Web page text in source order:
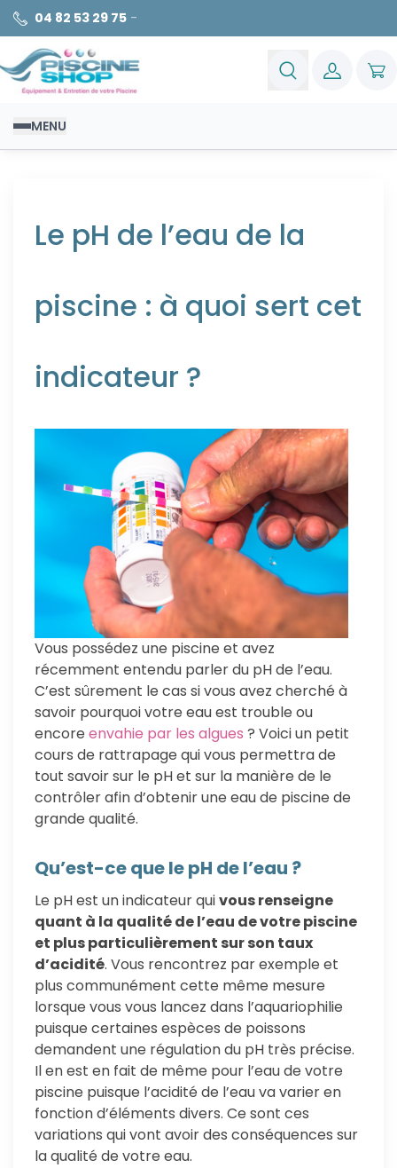
04 82 53 29 75 -
MENU
Le pH de l’eau de la
piscine : à quoi sert cet
indicateur ?
Vous possédez une piscine et avez
récemment entendu parler du pH de l’eau.
C’est sûrement le cas si vous avez cherché à
savoir pourquoi votre eau est trouble ou
encore envahie par les algues ? Voici un petit
cours de rattrapage qui vous permettra de
tout savoir sur le pH et sur la manière de le
contrôler afin d’obtenir une eau de piscine de
grande qualité.
Qu’est-ce que le pH de l’eau ?
Le pH est un indicateur quivous renseigne
quant à la qualité de l’eau de votre piscine
et plus particulièrement sur son taux
d’acidité. Vous rencontrez par exemple et
plus communément cette même mesure
lorsque vous vous lancez dans l’aquariophilie
puisque certaines espèces de poissons
demandent une régulation du pH très précise.
Il en est en fait de même pour l’eau de votre
piscine puisque l’acidité de l’eau va varier en
fonction d’éléments divers. Ce sont ces
variations qui vont avoir des conséquences sur
la qualité de votre eau.